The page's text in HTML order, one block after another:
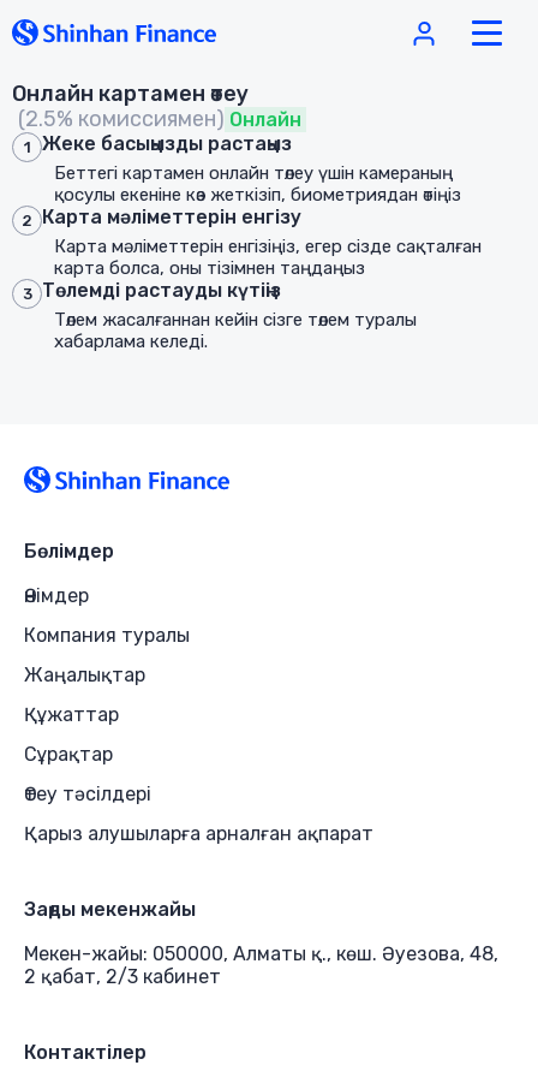
Онлайн картамен өтеу
(2.5% комиссиямен) Онлайн
1 Жеке басыңызды растаңыз
Беттегі картамен онлайн төлеу үшін камераның
қосулы екеніне көз жеткізіп, биометриядан өтіңіз
2 Карта мәліметтерін енгізу
Карта мәліметтерін енгізіңіз, егер сізде сақталған
карта болса, оны тізімнен таңдаңыз
3 Төлемді растауды күтіңіз
Төлем жасалғаннан кейін сізге төлем туралы
хабарлама келеді.
Бөлімдер
Өнімдер
Компания туралы
Жаңалықтар
Құжаттар
Сұрақтар
Өтеу тәсілдері
Қарыз алушыларға арналған ақпарат
Заңды мекенжайы
Мекен-жайы: 050000, Алматы қ., көш. Әуезова, 48,
2 қабат, 2/3 кабинет
Контактілер